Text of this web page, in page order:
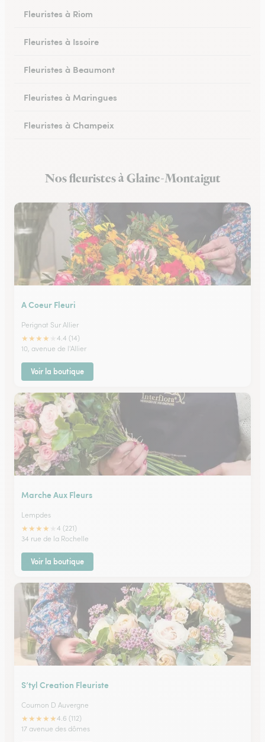
Fleuristes à Riom
Fleuristes à Issoire
Fleuristes à Beaumont
Fleuristes à Maringues
Fleuristes à Champeix
Fleuristes à Ceyrat
Nos fleuristes à Glaine-Montaigut
A Coeur Fleuri
Perignat Sur Allier
★★★★
4.4 (14)
10, avenue de l'Allier
Voir la boutique
Marche Aux Fleurs
Lempdes
★★★★
4 (221)
34 rue de la Rochelle
Voir la boutique
S’tyl Creation Fleuriste
Cournon D Auvergne
★★★★★4.6 (112)
17 avenue des dômes